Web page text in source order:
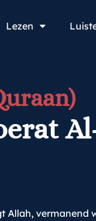
Lezen
Allah,